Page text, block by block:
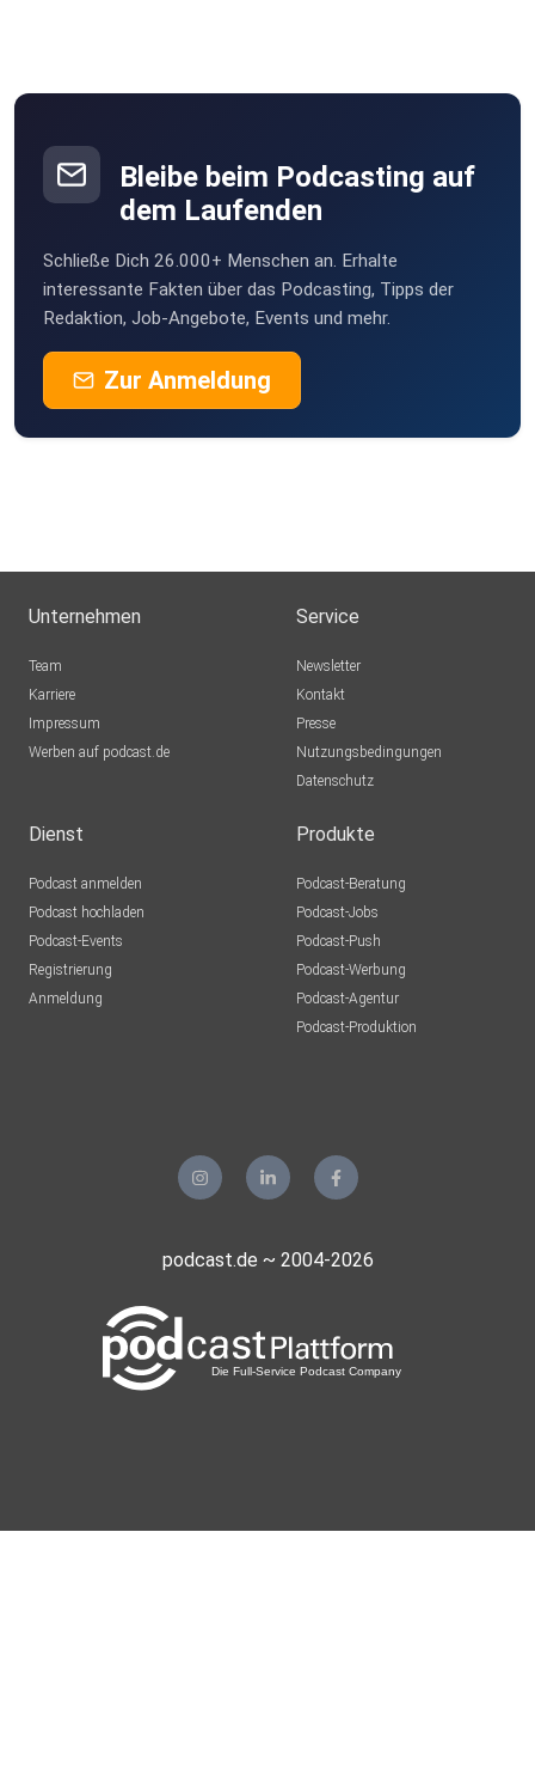
Bleibe beim Podcasting auf
dem Laufenden
Schließe Dich 26.000+ Menschen an. Erhalte
interessante Fakten über das Podcasting, Tipps der
Redaktion, Job-Angebote, Events und mehr.
Zur Anmeldung
Unternehmen
Team
Karriere
Impressum
Werben auf podcast.de
Service
Newsletter
Kontakt
Presse
Nutzungsbedingungen
Datenschutz
Dienst
Podcast anmelden
Podcast hochladen
Podcast-Events
Registrierung
Anmeldung
Produkte
Podcast-Beratung
Podcast-Jobs
Podcast-Push
Podcast-Werbung
Podcast-Agentur
Podcast-Produktion
podcast.de ~ 2004-2026